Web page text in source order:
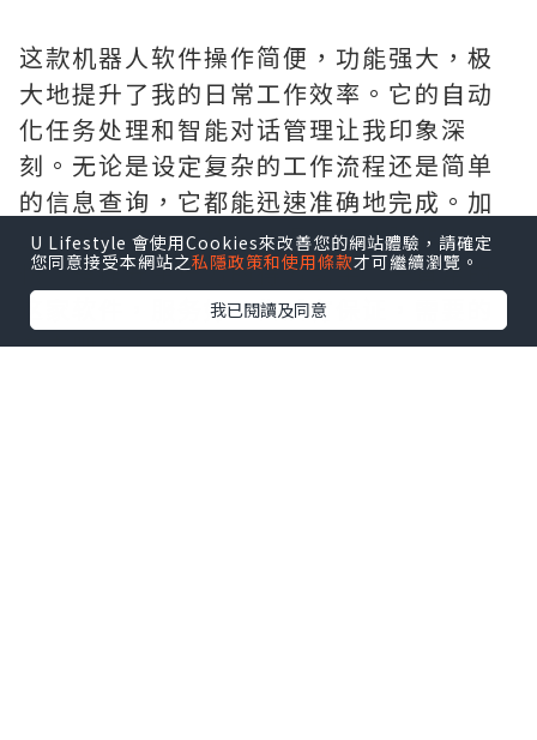
这款机器人软件操作简便，功能强大，极
大地提升了我的日常工作效率。它的自动
化任务处理和智能对话管理让我印象深
刻。无论是设定复杂的工作流程还是简单
的信息查询，它都能迅速准确地完成。加
上出色的客户支持，使得使用体验非常愉
快，是提升生产力的得力助手。一直用的
这家软件，服务好，售后有保证，需要的
拿去吧,官网http://www.vst.tw
U Lifestyle 會使用Cookies來改善您的網站體驗，請確定
您同意接受本網站之私隱政策和使用條款才可繼續瀏覽。
我已閱讀及同意